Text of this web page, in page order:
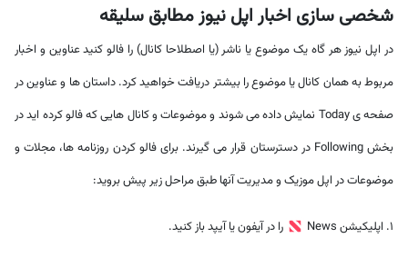
شخصی سازی اخبار اپل نیوز مطابق سلیقه
در اپل نیوز هر گاه یک موضوع یا ناشر (یا اصطلاحا کانال) را فالو کنید عناوین و اخبار
مربوط به همان کانال یا موضوع را بیشتر دریافت خواهید کرد. داستان ها و عناوین در
صفحه ی Today نمایش داده می شوند و موضوعات و کانال هایی که فالو کرده اید در
بخش Following در دسترستان قرار می گیرند. برای فالو کردن روزنامه ها، مجلات و
موضوعات در اپل موزیک و مدیریت آنها طبق مراحل زیر پیش بروید:
1. اپلیکیشن News را در آیفون یا آیپد باز کنید.